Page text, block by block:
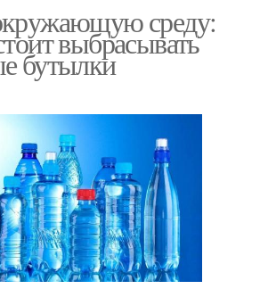
среду:
выбрасывать
бутылки